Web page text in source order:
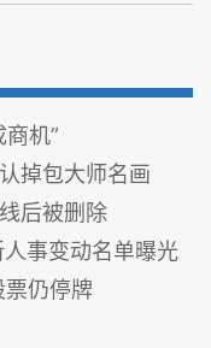
机”
掉包大师名画
后被删除
事变动名单曝光
票仍停牌